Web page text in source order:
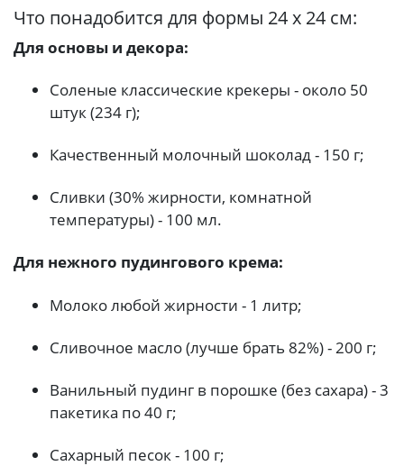
Что понадобится для формы 24 x 24 см:
Для основы и декора:
Соленые классические крекеры - около 50
штук (234 г);
Качественный молочный шоколад - 150 г;
Сливки (30% жирности, комнатной
температуры) - 100 мл.
Для нежного пудингового крема:
Молоко любой жирности - 1 литр;
Сливочное масло (лучше брать 82%) - 200 г;
Ванильный пудинг в порошке (без сахара) - 3
пакетика по 40 г;
Сахарный песок - 100 г;